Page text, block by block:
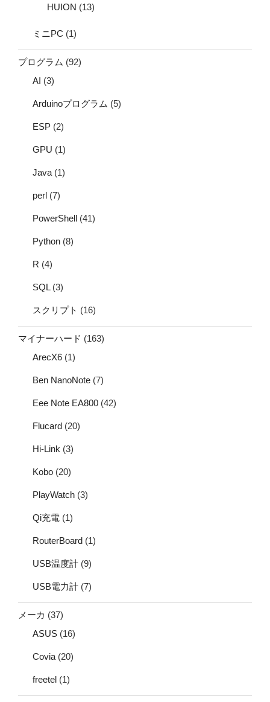
HUION (13)
ミニPC (1)
プログラム (92)
AI (3)
Arduinoプログラム (5)
ESP (2)
GPU (1)
Java (1)
perl (7)
PowerShell (41)
Python (8)
R (4)
SQL(3)
スクリプト (16)
マイナーハード (163)
ArecX6 (1)
Ben NanoNote (7)
Eee Note EA800 (42)
Flucard (20)
Hi-Link (3)
Kobo (20)
PlayWatch (3)
Qi充電 (1)
RouterBoard (1)
USB温度計 (9)
USB電力計 (7)
メーカ (37)
ASUS (16)
Covia (20)
freetel (1)